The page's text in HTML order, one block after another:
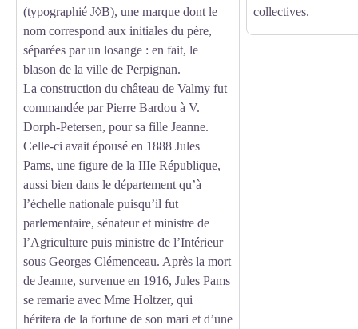
(typographié J◊B), une marque dont le
nom correspond aux initiales du père,
séparées par un losange : en fait, le
blason de la ville de Perpignan.
La construction du château de Valmy fut
commandée par Pierre Bardou à V.
Dorph-Petersen, pour sa fille Jeanne.
Celle-ci avait épousé en 1888 Jules
Pams, une figure de la IIIe République,
aussi bien dans le département qu’à
l’échelle nationale puisqu’il fut
parlementaire, sénateur et ministre de
l’Agriculture puis ministre de l’Intérieur
sous Georges Clémenceau. Après la mort
de Jeanne, survenue en 1916, Jules Pams
se remarie avec Mme Holtzer, qui
héritera de la fortune de son mari et d’une
collectives.